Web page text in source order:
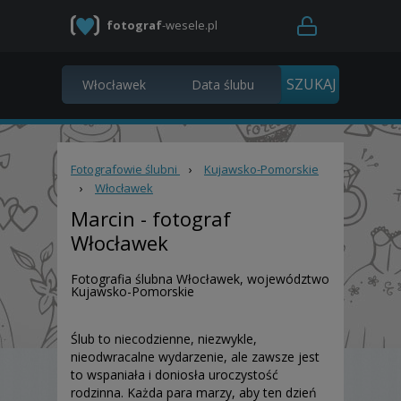
fotograf-wesele.pl
Fotografowie ślubni ›
Kujawsko-Pomorskie
›
Włocławek
Marcin - fotograf
Włocławek
Fotografia ślubna Włocławek, województwo
Kujawsko-Pomorskie
Ślub to niecodzienne, niezwykle,
nieodwracalne wydarzenie, ale zawsze jest
to wspaniała i doniosła uroczystość
rodzinna. Każda para marzy, aby ten dzień